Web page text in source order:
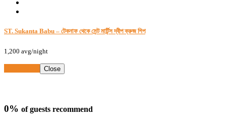
ST. Sukanta Babu – টেকনাফ থেকে সেন্ট মার্টিন্স দ্বীপ ক্রুজ শিপ
1,200 avg/night
Close
0% of guests recommend